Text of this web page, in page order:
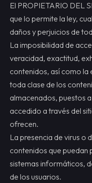
El PROPIETARIO DEL
que lo permite la ley,
daños y perjuicios de
La imposibilidad de
veracidad, exactitud,
contenidos, así como la
toda clase de los
almacenados, puestos
accedido a través del
ofrecen.
La presencia de virus o
contenidos que puedan
sistemas informáticos,
de los usuarios.